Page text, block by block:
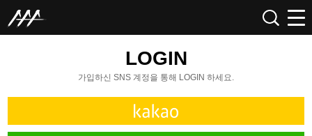
LOGIN
가입하신 SNS 계정을 통해 LOGIN 하세요.